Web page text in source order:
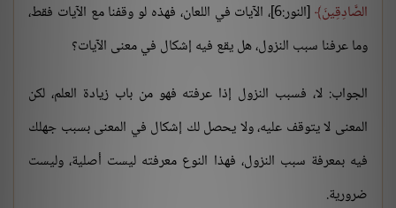
الصَّادِقِينَ
[النور:6]، الآيات في اللعان، فهذه لو وقفنا مع الآيات فقط،
وما عرفنا سبب النزول، هل يقع فيه إشكال في معنى الآيات؟
الجواب: لا، فسبب النزول إذا عرفته فهو من باب زيادة العلم، لكن
المعنى لا يتوقف عليه، ولا يحصل لك إشكال في المعنى بسبب جهلك
فيه بمعرفة سبب النزول، فهذا النوع معرفته ليست أصلية، وليست
ضرورية.